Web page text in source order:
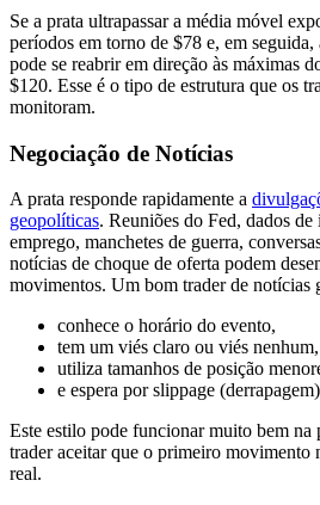
Se a prata ultrapassar a média móvel
períodos em torno de $78 e, em
pode se reabrir em direção às máximas
$120. Esse é o tipo de estrutura que os
monitoram.
Negociação de Notícias
A prata responde rapidamente a
geopolíticas. Reuniões do Fed, dados
emprego, manchetes de guerra,
notícias de choque de oferta podem
movimentos. Um bom trader de notícias
conhece o horário do evento,
tem um viés claro ou viés nenhum,
utiliza tamanhos de posição
e espera por slippage
Este estilo pode funcionar muito bem na
trader aceitar que o primeiro movimento
real.